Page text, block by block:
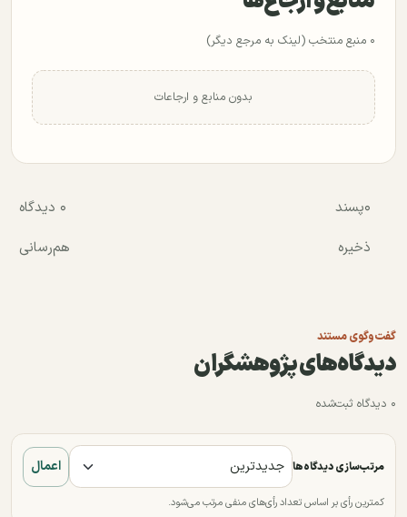
۰ منبع منتخب (لینک به مرجع دیگر)
بدون منابع و ارجاعات
۰پسند
۰ دیدگاه
ذخیره
هم‌رسانی
گفت‌وگوی مستند
دیدگاه‌های پژوهشگران
۰ دیدگاه ثبت‌شده
مرتب‌سازی دیدگاه‌ها اعمال
کمترین رأی بر اساس تعداد رأی‌های منفی مرتب می‌شود.